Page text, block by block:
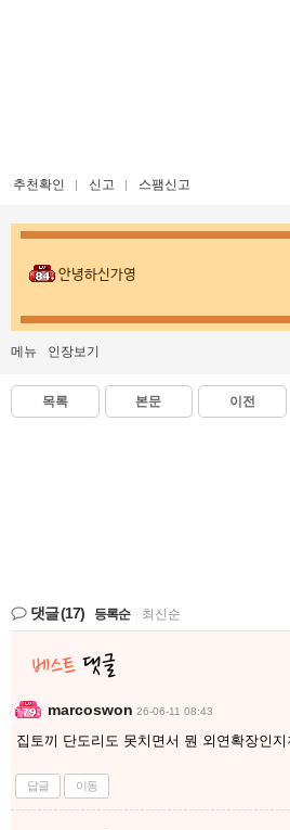
추천확인 신고 스팸신고
안녕하신가영
메뉴 인장보기
목록 본문 이전
댓글(17) 등록순 최신순
marcoswon 26-06-11 08:43
집토끼 단도리도 못치면서 뭔 외연확장인지
답글 이동